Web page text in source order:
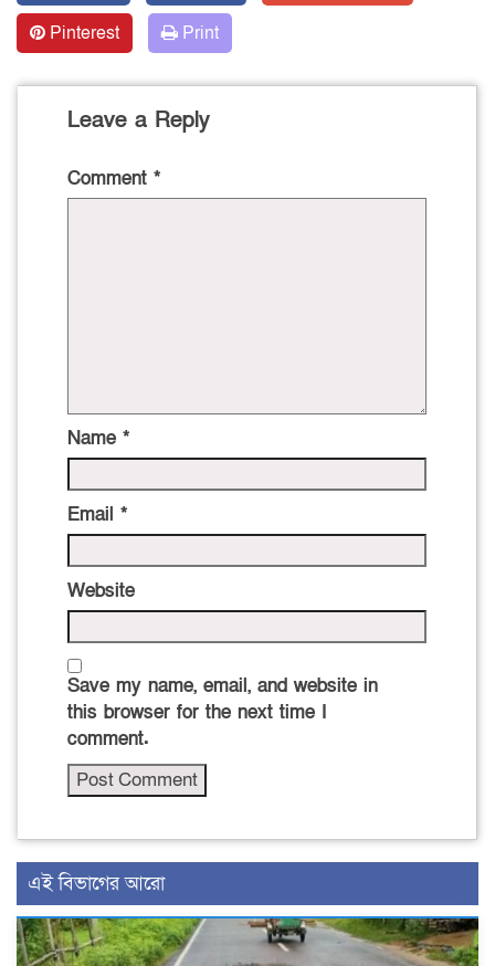
Pinterest
Print
Leave a Reply
Comment *
Name *
Email *
Website
Save my name, email, and website in
this browser for the next time I
comment.
এই বিভাগের আরো